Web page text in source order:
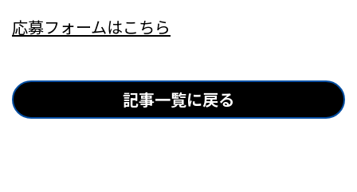
応募フォームはこちら
記事一覧に戻る